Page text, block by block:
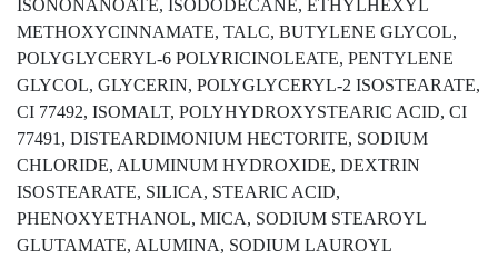
ISONONANOATE, ISODODECANE, ETHYLHEXYL
METHOXYCINNAMATE, TALC, BUTYLENE GLYCOL,
POLYGLYCERYL-6 POLYRICINOLEATE, PENTYLENE
GLYCOL, GLYCERIN, POLYGLYCERYL-2 ISOSTEARATE,
CI 77492, ISOMALT, POLYHYDROXYSTEARIC ACID, CI
77491, DISTEARDIMONIUM HECTORITE, SODIUM
CHLORIDE, ALUMINUM HYDROXIDE, DEXTRIN
ISOSTEARATE, SILICA, STEARIC ACID,
PHENOXYETHANOL, MICA, SODIUM STEAROYL
GLUTAMATE, ALUMINA, SODIUM LAUROYL